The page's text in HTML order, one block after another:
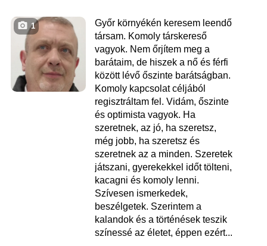
1
Győr környékén keresem leendő
társam. Komoly társkereső
vagyok. Nem őrjítem meg a
barátaim, de hiszek a nő és férfi
között lévő őszinte barátságban.
Komoly kapcsolat céljából
regisztráltam fel. Vidám, őszinte
és optimista vagyok. Ha
szeretnek, az jó, ha szeretsz,
még jobb, ha szeretsz és
szeretnek az a minden. Szeretek
játszani, gyerekekkel időt tölteni,
kacagni és komoly lenni.
Szívesen ismerkedek,
beszélgetek. Szerintem a
kalandok és a történések teszik
színessé az életet, éppen ezért...